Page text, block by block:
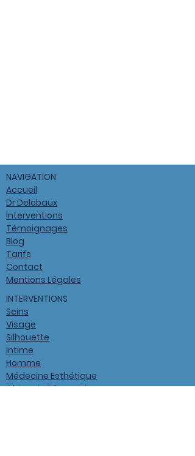
NAVIGATION
Accueil
Dr Delobaux
Interventions
Témoignages
Blog
Tarifs
Contact
Mentions Légales
INTERVENTIONS
Seins
Visage
Silhouette
Intime
Homme
Médecine Esthétique
Chirurgie Réparatrice